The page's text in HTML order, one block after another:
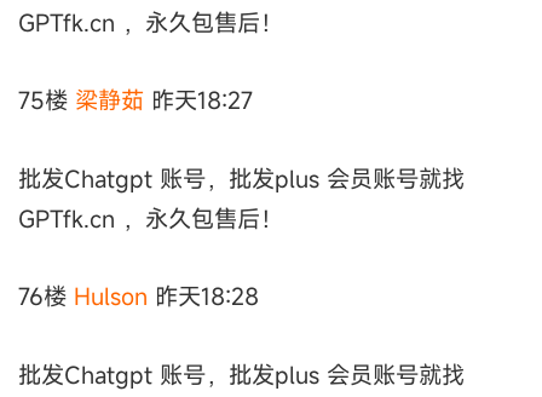
GPTfk.cn ，永久包售后！
75楼 梁静茹 昨天18:27
批发Chatgpt 账号，批发plus 会员账号就找
GPTfk.cn ，永久包售后！
76楼 Hulson 昨天18:28
批发Chatgpt 账号，批发plus 会员账号就找